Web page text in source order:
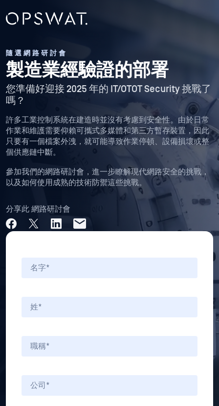
隨選網路研討會
製造業經驗證的部署
您準備好迎接 2025 年的 IT/OTOT Security 挑戰了
嗎？
許多工業控制系統在建造時並沒有考慮到安全性。由於日常
作業和維護需要仰賴可攜式多媒體和第三方暫存裝置，因此
只要有一個檔案外洩，就可能導致作業停頓、設備損壞或整
個供應鏈中斷。
參加我們的網路研討會，進一步瞭解現代網路安全的挑戰，
以及如何使用成熟的技術防禦這些挑戰。
分享此 網路研討會